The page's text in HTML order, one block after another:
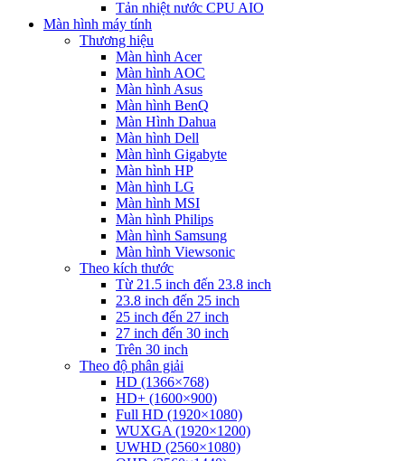
Tản nhiệt nước CPU AIO
Màn hình máy tính
Thương hiệu
Màn hình Acer
Màn hình AOC
Màn hình Asus
Màn hình BenQ
Màn Hình Dahua
Màn hình Dell
Màn hình Gigabyte
Màn hình HP
Màn hình LG
Màn hình MSI
Màn hình Philips
Màn hình Samsung
Màn hình Viewsonic
Theo kích thước
Từ 21.5 inch đến 23.8 inch
23.8 inch đến 25 inch
25 inch đến 27 inch
27 inch đến 30 inch
Trên 30 inch
Theo độ phân giải
HD (1366×768)
HD+ (1600×900)
Full HD (1920×1080)
WUXGA (1920×1200)
UWHD (2560×1080)